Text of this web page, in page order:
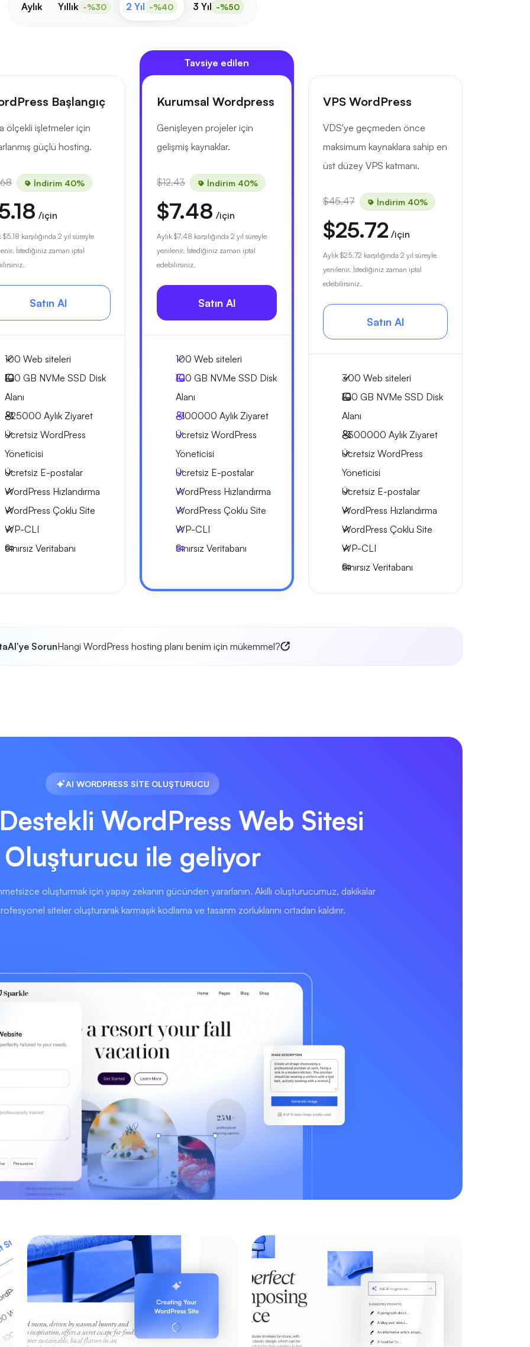
Aylık Yıllık -%30 2 Yıl -%40 3 Yıl -%50
Başlangıç
ölçekli işletmeler için
güçlü hosting.
İndirim 40%
/için
$5.18 karşılığında 2 yıl süreyle
İstediğiniz zaman iptal
Satın Al
100 Web siteleri
100 GB NVMe SSD Disk
Alanı
~25000 Aylık Ziyaret
Ücretsiz WordPress
Yöneticisi
Ücretsiz E-postalar
WordPress Hızlandırma
WordPress Çoklu Site
WP-CLI
Sınırsız Veritabanı
Tavsiye edilen
Kurumsal Wordpress
Genişleyen projeler için
gelişmiş kaynaklar.
$12.43 İndirim 40%
$7.48 /için
Aylık $7.48 karşılığında 2 yıl süreyle
yenilenir. İstediğiniz zaman iptal
edebilirsiniz.
Satın Al
100 Web siteleri
100 GB NVMe SSD Disk
Alanı
~100000 Aylık Ziyaret
Ücretsiz WordPress
Yöneticisi
Ücretsiz E-postalar
WordPress Hızlandırma
WordPress Çoklu Site
WP-CLI
Sınırsız Veritabanı
VPS WordPress
VDS'ye geçmeden önce
maksimum kaynaklara sahip en
üst düzey VPS katmanı.
$45.47 İndirim 40%
$25.72 /için
Aylık $25.72 karşılığında 2 yıl süreyle
yenilenir. İstediğiniz zaman iptal
edebilirsiniz.
Satın Al
300 Web siteleri
100 GB NVMe SSD Disk
Alanı
~300000 Aylık Ziyaret
Ücretsiz WordPress
Yöneticisi
Ücretsiz E-postalar
WordPress Hızlandırma
WordPress Çoklu Site
WP-CLI
Sınırsız Veritabanı
SorunHangi WordPress hosting planı benim için mükemmel?
AI WORDPRESS SİTE OLUŞTURUCU
WordPress Web Sitesi
Oluşturucu ile geliyor
oluşturmak için yapay zekanın gücünden yararlanın. Akıllı oluşturucumuz, dakikalar
siteler oluşturarak karmaşık kodlama ve tasarım zorluklarını ortadan kaldırır.